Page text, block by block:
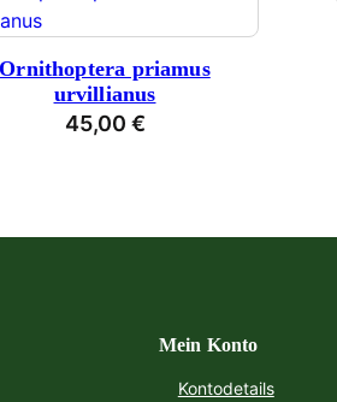
Ornithoptera priamus
urvillianus
45,00 €
Mein Konto
Kontodetails